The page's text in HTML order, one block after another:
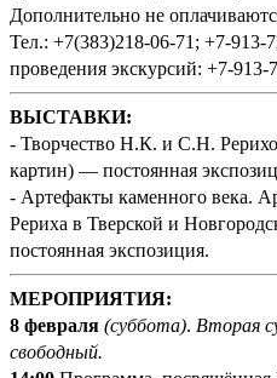
Дополнительно не
Тел.: +7(383)218-06-71; +7-913-
проведения экскурсий: +7-913-
ВЫСТАВКИ:
- Творчество Н.К. и С.Н.
картин) — постоянная
- Артефакты каменного века.
Рериха в Тверской и
постоянная экспозиция.
МЕРОПРИЯТИЯ:
8 февраля (суббота). Вторая
свободный.